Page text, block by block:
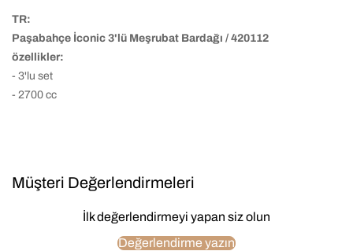
TR:
Paşabahçe İconic 3'lü Meşrubat Bardağı / 420112
özellikler:
- 3'lu set
- 2700 cc
Müşteri Değerlendirmeleri
İlk değerlendirmeyi yapan siz olun
Değerlendirme yazın